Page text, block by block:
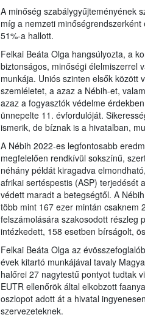
A minőség szabálygyűjteményének
míg a nemzeti
51%-a hallott.
Felkai Beáta Olga hangsúlyozta, a
biztonságos, minőségi élelmiszerrel
munkája. Uniós szinten elsők között
szemléletet, a azaz a Nébih-et,
azaz a fogyasztók védelme
ünnepelte 11. évfordulóját.
ismerik, de bíznak is a hivatalban,
A Nébih 2022-es legfontosabb
megfelelően rendkívül sokszínű,
néhány példát kiragadva
afrikai sertéspestis (ASP) terjedését
védett maradt a betegségtől. A
több mint 167 ezer mintán csaknem
felszámolására szakosodott részleg
intézkedett, 158 esetben bírságolt,
Felkai Beáta Olga az
évek kitartó munkájával tavaly
halőrei 27 nagytestű pontyot tudtak
EUTR ellenőrök által elkobzott
oszlopot adott át a hivatal
szervezeteknek.